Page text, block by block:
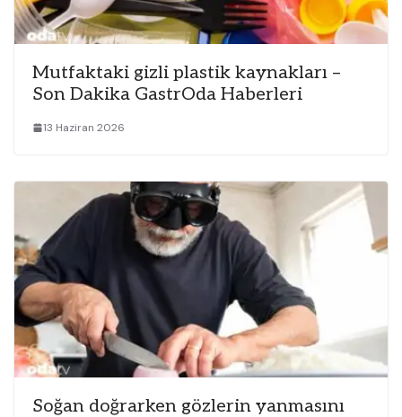
Mutfaktaki gizli plastik kaynakları –
Son Dakika GastrOda Haberleri
13 Haziran 2026
Soğan doğrarken gözlerin yanmasını